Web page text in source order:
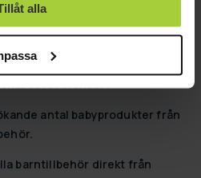
alla
och snabbt hos oss - Mitt
leveranser!
antal babyprodukter från
barntillbehör direkt från